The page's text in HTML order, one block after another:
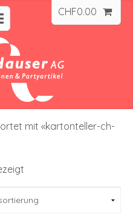
CHF0.00
mit «kartonteller-ch-